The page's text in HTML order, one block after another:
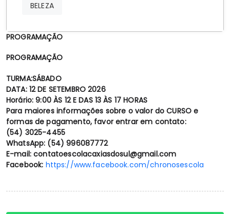
BELEZA
PROGRAMAÇÃO
PROGRAMAÇÃO
TURMA:SÁBADO
DATA: 12 DE SETEMBRO 2026
Horário: 9:00 ÀS 12 E DAS 13 ÀS 17 HORAS
Para maiores informações sobre o valor do CURSO e
formas de pagamento, favor entrar em contato:
(54) 3025-4455
WhatsApp: (54) 996087772
E-mail: contatoescolacaxiasdosul@gmail.com
Facebook: https://www.facebook.com/chronosescola